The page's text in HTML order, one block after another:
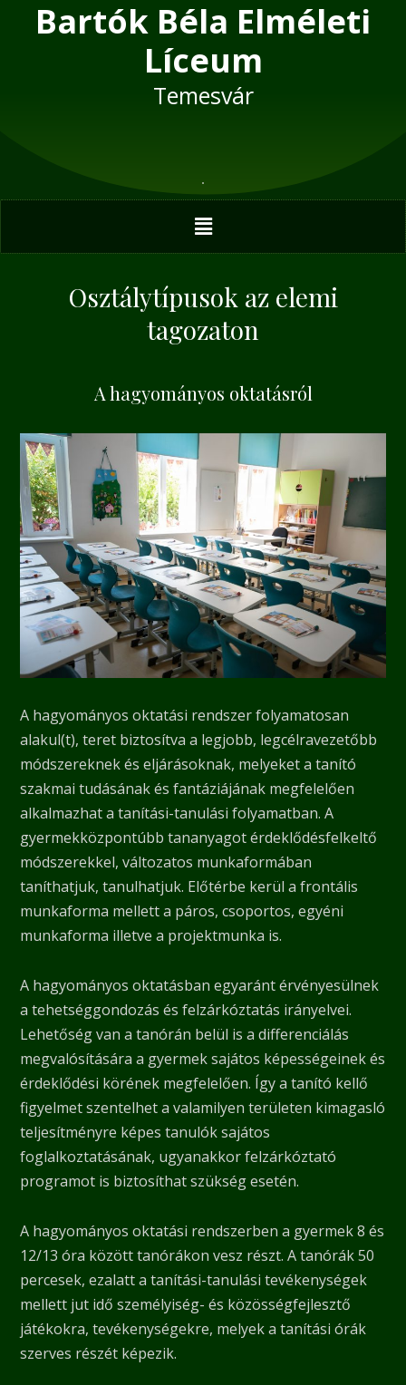
Bartók Béla Elméleti
Líceum
Temesvár
Menu
Osztálytípusok az elemi
tagozaton
A hagyományos oktatásról
A hagyományos oktatási rendszer folyamatosan
alakul(t), teret biztosítva a legjobb, legcélravezetőbb
módszereknek és eljárásoknak, melyeket a tanító
szakmai tudásának és fantáziájának megfelelően
alkalmazhat a tanítási-tanulási folyamatban. A
gyermekközpontúbb tananyagot érdeklődésfelkeltő
módszerekkel, változatos munkaformában
taníthatjuk, tanulhatjuk. Előtérbe kerül a frontális
munkaforma mellett a páros, csoportos, egyéni
munkaforma illetve a projektmunka is.
A hagyományos oktatásban egyaránt érvényesülnek
a tehetséggondozás és felzárkóztatás irányelvei.
Lehetőség van a tanórán belül is a differenciálás
megvalósítására a gyermek sajátos képességeinek és
érdeklődési körének megfelelően. Így a tanító kellő
figyelmet szentelhet a valamilyen területen kimagasló
teljesítményre képes tanulók sajátos
foglalkoztatásának, ugyanakkor felzárkóztató
programot is biztosíthat szükség esetén.
A hagyományos oktatási rendszerben a gyermek 8 és
12/13 óra között tanórákon vesz részt. A tanórák 50
percesek, ezalatt a tanítási-tanulási tevékenységek
mellett jut idő személyiség- és közösségfejlesztő
játékokra, tevékenységekre, melyek a tanítási órák
szerves részét képezik.